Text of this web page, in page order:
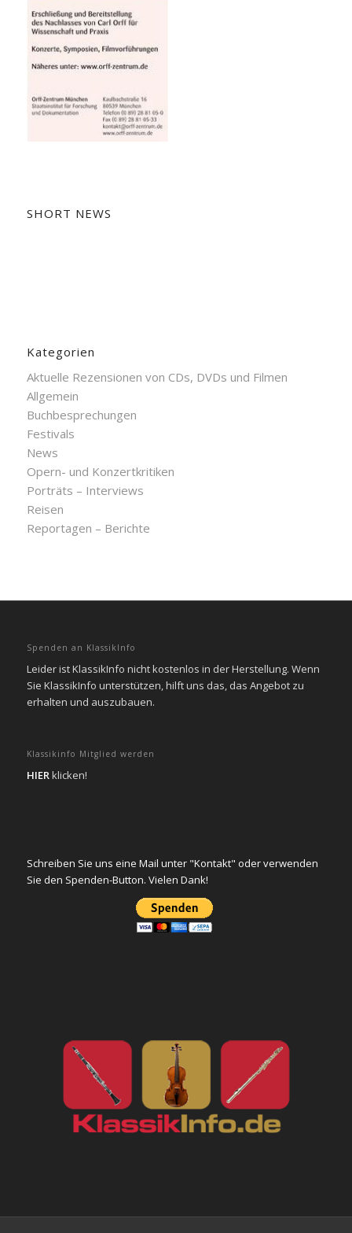
SHORT NEWS
Kategorien
Aktuelle Rezensionen von CDs, DVDs und Filmen
Allgemein
Buchbesprechungen
Festivals
News
Opern- und Konzertkritiken
Porträts – Interviews
Reisen
Reportagen – Berichte
Spenden an KlassikInfo
Leider ist KlassikInfo nicht kostenlos in der Herstellung. Wenn
Sie KlassikInfo unterstützen, hilft uns das, das Angebot zu
erhalten und auszubauen.
Klassikinfo Mitglied werden
HIERklicken!
Schreiben Sie uns eine Mail unter "Kontakt" oder verwenden
Sie den Spenden-Button. Vielen Dank!